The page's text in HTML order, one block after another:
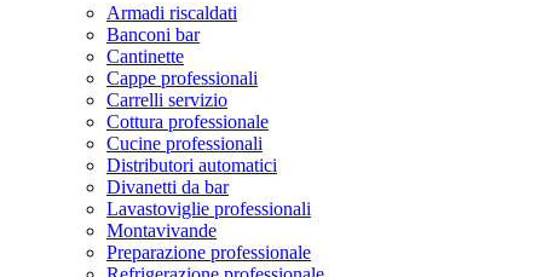
Armadi riscaldati
Banconi bar
Cantinette
Cappe professionali
Carrelli servizio
Cottura professionale
Cucine professionali
Distributori automatici
Divanetti da bar
Lavastoviglie professionali
Montavivande
Preparazione professionale